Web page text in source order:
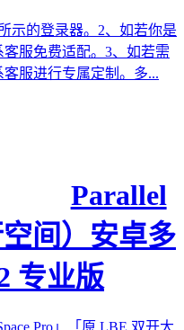
示的登录器。2、如若你是
服免费适配。3、如若需
服进行专属定制。多...
Parallel
间）安卓多
专业版
Pro」「原 LBE 双开大